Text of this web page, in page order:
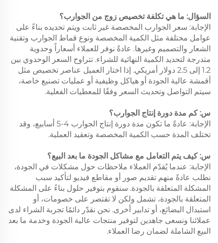
السؤال: ما هي تكلفة تخصيص زوج من الجوارب؟
الإجابة: سعر الجوارب المخصصة غير ثابت ويتم تحديده بناءً على
عوامل مختلفة مثل الكمية المخصصة ونوع قماط الجوارب وتقنية
الشعار والتصميم وغيرها. عادةً نوفر للعملاء أسعاراً وحدوية
متدرجة لتحديد الكمية النهائية للشراء. تتراوح السعر الوحدوي بين
1.2 إلى 2.5 دولار أمريكي. إذا اختار العميل عناصر تخصيص مثل
أقمشة عالية الجودة أو هياكل وظيفية أو عمليات تصنيع خاصة،
سيتم التواصل وتحديث السعر وفقًا للمعطيات الفعلية.
س: كم مدة دورة إنتاج الجوارب؟
الإجابة: عادةً ما تكون مدة دورة إنتاج الجوارب 4-5 أسابيع، وقد
تختلف المدة حسب الكمية المخصصة وتعقيد العملية.
س: كيف يتم التعامل مع مشاكل الجودة ما بعد البيع؟
الإجابة: عندما يُقدّم العملاء ملاحظات حول مشكلات في الجودة،
نطلب عادةً منهم تقديم صور أو مقاطع فيديو لتأكيد سبب
المشكلة المتعلقة بالجودة. سنقوم بتوفير حلول بناءً على المشكلة
المتعلقة بالجودة، تشمل ولكن لا تقتصر على خصومات، أو
استبدال البضائع، أو تدابير أخرى. نحن نقدّر دائمًا تجربة الشراء لدى
عملائنا ونسعى جاهدين لتوفير منتجات عالية الجودة وخدمة ما بعد
البيع الشاملة لضمان رضا العملاء.